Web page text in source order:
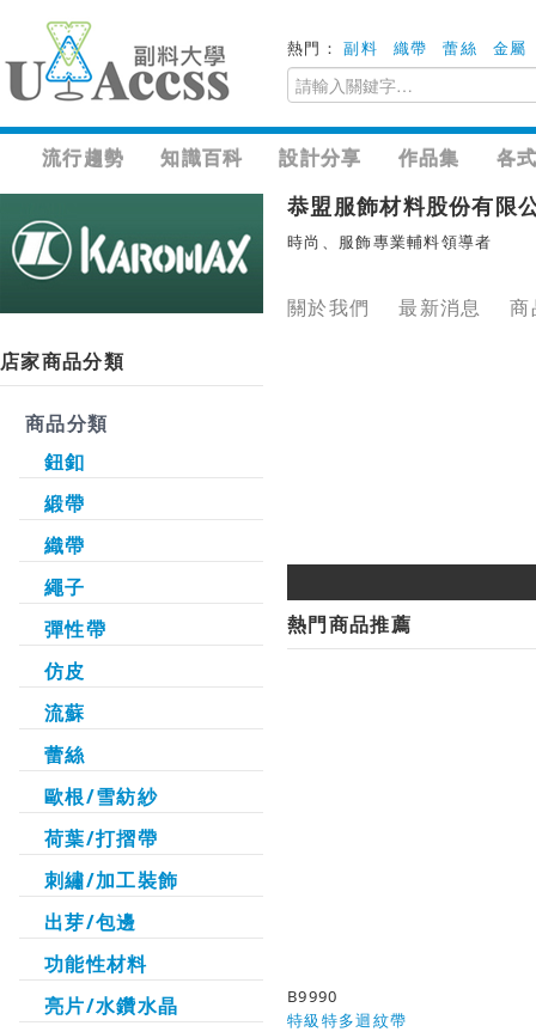
熱門：副料 織帶 蕾絲 金屬
流行趨勢 知識百科 設計分享 作品集 各
恭盟服飾材料股份有限
時尚、服飾專業輔料領導者
關於我們 最新消息 商
店家商品分類
商品分類
鈕釦
緞帶
織帶
繩子
彈性帶
仿皮
流蘇
蕾絲
歐根/雪紡紗
荷葉/打摺帶
刺繡/加工裝飾
出芽/包邊
功能性材料
亮片/水鑽水晶
熱門商品推薦
B9990
特級特多迴紋帶